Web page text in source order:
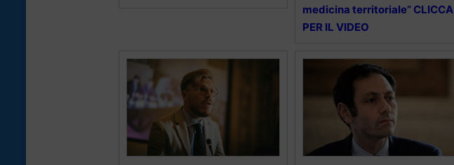
medicina territoriale” CLICCA
PER IL VIDEO